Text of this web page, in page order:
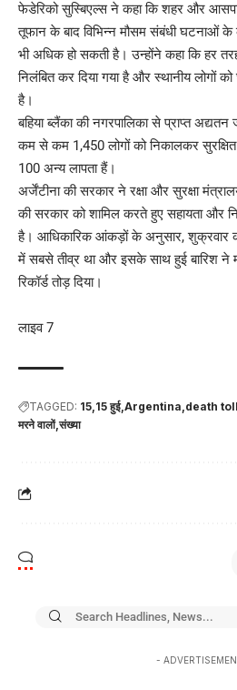
फेडेरिको सुस्बिएल्स ने कहा कि शहर और
तूफान के बाद विभिन्न मौसम संबंधी घटनाओं
भी अधिक हो सकती है। उन्होंने कहा कि हर तरह
निलंबित कर दिया गया है और स्थानीय लोगों
है।
बहिया ब्लैंका की नगरपालिका से प्राप्त
कम से कम 1,450 लोगों को निकालकर सुरक्षित
100 अन्य लापता हैं।
अर्जेंटीना की सरकार ने रक्षा और सुरक्षा
की सरकार को शामिल करते हुए सहायता और
है। आधिकारिक आंकड़ों के अनुसार, शुक्रवार
में सबसे तीव्र था और इसके साथ हुई बारिश ने
रिकॉर्ड तोड़ दिया।
लाइव 7
TAGGED: 15 15 हुई Argentina death toll
मरने वालों संख्या
-